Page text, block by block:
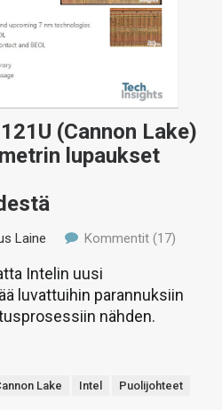
(Cannon Lake)
lupaukset
Laine Kommentit (17)
Intelin uusi
luvattuihin parannuksiin
nähden.
Lake Intel Puolijohteet